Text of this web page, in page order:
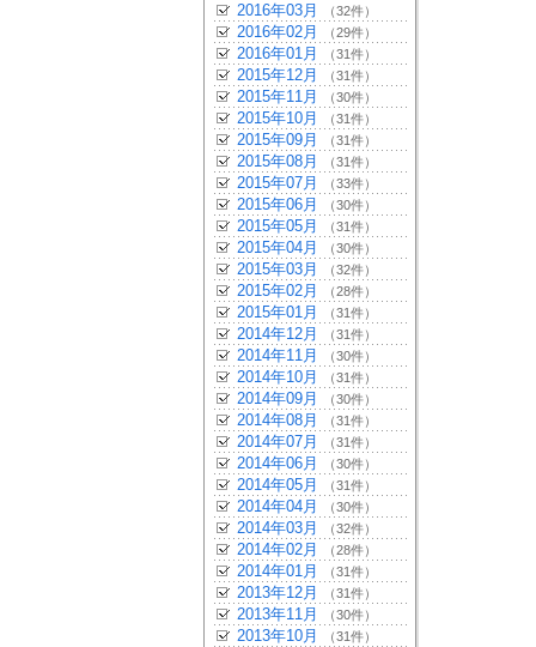
2016年03月 （32件）
2016年02月 （29件）
2016年01月 （31件）
2015年12月 （31件）
2015年11月 （30件）
2015年10月 （31件）
2015年09月 （31件）
2015年08月 （31件）
2015年07月 （33件）
2015年06月 （30件）
2015年05月 （31件）
2015年04月 （30件）
2015年03月 （32件）
2015年02月 （28件）
2015年01月 （31件）
2014年12月 （31件）
2014年11月 （30件）
2014年10月 （31件）
2014年09月 （30件）
2014年08月 （31件）
2014年07月 （31件）
2014年06月 （30件）
2014年05月 （31件）
2014年04月 （30件）
2014年03月 （32件）
2014年02月 （28件）
2014年01月 （31件）
2013年12月 （31件）
2013年11月 （30件）
2013年10月 （31件）